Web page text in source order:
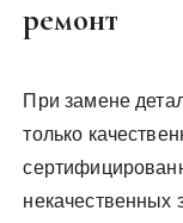
ремонт
При замене
только
некачественных